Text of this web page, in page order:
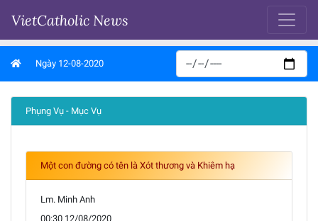
VietCatholic News
Ngày 12-08-2020
Phụng Vụ - Mục Vụ
Một con đường có tên là Xót thương và Khiêm hạ
Lm. Minh Anh
00:30 12/08/2020